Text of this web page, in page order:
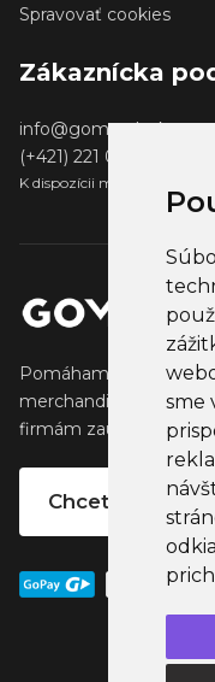
sme
Spravovať cookies
Zákaznícka
info@gomerch.sk
(+421) 221 001 000
K dispozícii medzi 13:00 -
Pomáhame tvorcom
merchandise, ktorý
firmám zaujať ich
Chcete vlastný